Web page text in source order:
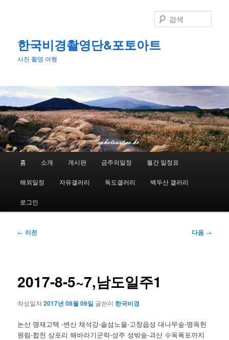
어
기
한국비경촬영단&포토아트
사진 촬영 여행
색
홈 소개 게시판 금주의일정 월간 일정표
해외일정 자유갤러리 독도갤러리 백두산 갤러리
로그인
글
션
← 이전 다음 →
2017-8-5~7,남도일주1
작성일자2017년 08월 09일 글쓴이 한국비경
논산 명재고택 -변산 채석강-솔섬노을-고창읍성 대나무숲-명옥헌
원림-합천 상포리 해바라기군락-성주 성밖숲-괴산 수옥폭포까지